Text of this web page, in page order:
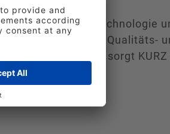
und Werkzeugtechnologie
nach einheitlichen Qualitäts-
Verkaufsbüros sorgt